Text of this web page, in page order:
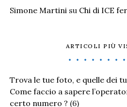
Simone Martini su Chi di ICE
ARTICOLI PIÙ
Trova le tue foto, e quelle dei
Come faccio a sapere
certo numero ? (6)